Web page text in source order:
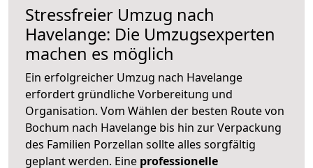
Stressfreier Umzug nach
Havelange: Die Umzugsexperten
machen es möglich
Ein erfolgreicher Umzug nach Havelange
erfordert gründliche Vorbereitung und
Organisation. Vom Wählen der besten Route von
Bochum nach Havelange bis hin zur Verpackung
des Familien Porzellan sollte alles sorgfältig
geplant werden. Eine professionelle